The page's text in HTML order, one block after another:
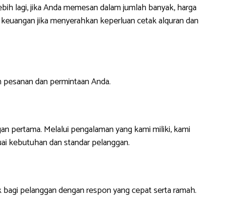
lagi, jika Anda memesan dalam jumlah banyak, harga
jika menyerahkan keperluan cetak alquran dan
dan permintaan Anda.
pertama. Melalui pengalaman yang kami miliki, kami
kebutuhan dan standar pelanggan.
pelanggan dengan respon yang cepat serta ramah.